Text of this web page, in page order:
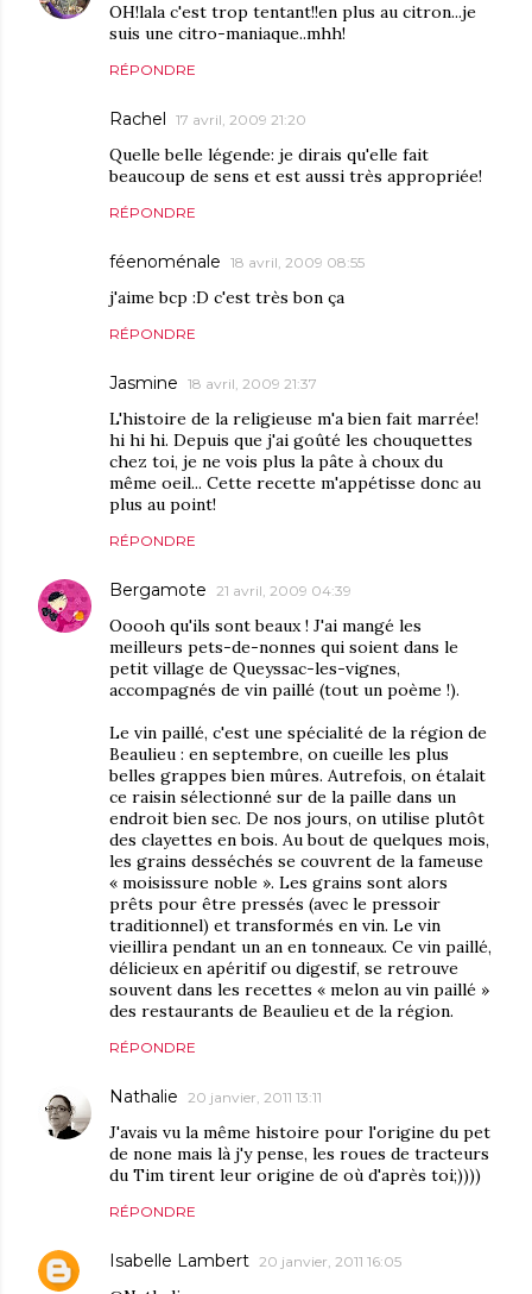
OH!lala c'est trop tentant!!en plus au citron...je
suis une citro-maniaque..mhh!
RÉPONDRE
Rachel 17 avril, 2009 21:20
Quelle belle légende: je dirais qu'elle fait
beaucoup de sens et est aussi très appropriée!
RÉPONDRE
féenoménale 18 avril, 2009 08:55
j'aime bcp :D c'est très bon ça
RÉPONDRE
Jasmine 18 avril, 2009 21:37
L'histoire de la religieuse m'a bien fait marrée!
hi hi hi. Depuis que j'ai goûté les chouquettes
chez toi, je ne vois plus la pâte à choux du
même oeil... Cette recette m'appétisse donc au
plus au point!
RÉPONDRE
Bergamote 21 avril, 2009 04:39
Ooooh qu'ils sont beaux ! J'ai mangé les
meilleurs pets-de-nonnes qui soient dans le
petit village de Queyssac-les-vignes,
accompagnés de vin paillé (tout un poème !).
Le vin paillé, c'est une spécialité de la région de
Beaulieu : en septembre, on cueille les plus
belles grappes bien mûres. Autrefois, on étalait
ce raisin sélectionné sur de la paille dans un
endroit bien sec. De nos jours, on utilise plutôt
des clayettes en bois. Au bout de quelques mois,
les grains desséchés se couvrent de la fameuse
« moisissure noble ». Les grains sont alors
prêts pour être pressés (avec le pressoir
traditionnel) et transformés en vin. Le vin
vieillira pendant un an en tonneaux. Ce vin paillé,
délicieux en apéritif ou digestif, se retrouve
souvent dans les recettes « melon au vin paillé »
des restaurants de Beaulieu et de la région.
RÉPONDRE
Nathalie 20 janvier, 2011 13:11
J'avais vu la même histoire pour l'origine du pet
de none mais là j'y pense, les roues de tracteurs
du Tim tirent leur origine de où d'après toi;))))
RÉPONDRE
Isabelle Lambert 20 janvier, 2011 16:05